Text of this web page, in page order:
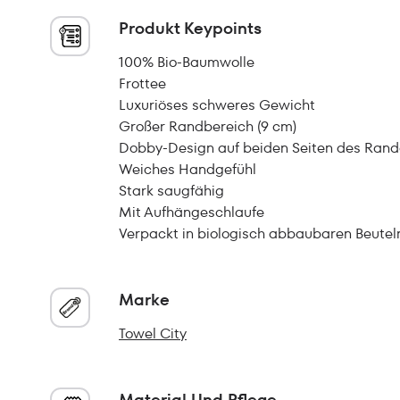
Produkt Keypoints
100% Bio-Baumwolle
Frottee
Luxuriöses schweres Gewicht
Großer Randbereich (9 cm)
Dobby-Design auf beiden Seiten des
Weiches Handgefühl
Stark saugfähig
Mit Aufhängeschlaufe
Verpackt in biologisch abbaubaren
Marke
Towel City